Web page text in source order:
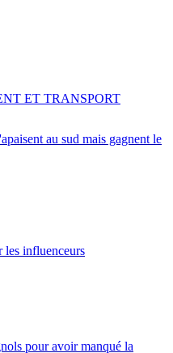
au sud mais gagnent le
ET TRANSPORT
influenceurs
pour avoir manqué la